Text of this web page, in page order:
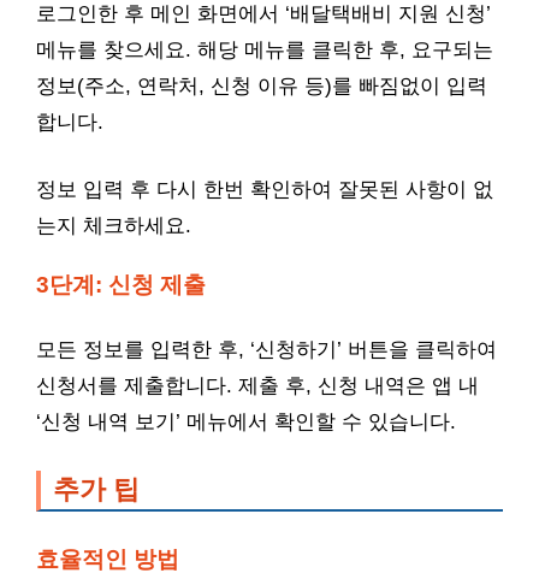
로그인한 후 메인 화면에서 ‘배달택배비 지원 신청’
메뉴를 찾으세요. 해당 메뉴를 클릭한 후, 요구되는
정보(주소, 연락처, 신청 이유 등)를 빠짐없이 입력
합니다.
정보 입력 후 다시 한번 확인하여 잘못된 사항이 없
는지 체크하세요.
3단계: 신청 제출
모든 정보를 입력한 후, ‘신청하기’ 버튼을 클릭하여
신청서를 제출합니다. 제출 후, 신청 내역은 앱 내
‘신청 내역 보기’ 메뉴에서 확인할 수 있습니다.
추가 팁
효율적인 방법